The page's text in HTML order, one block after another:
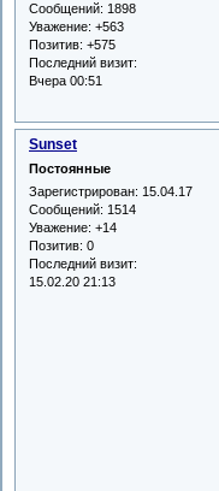
Сообщений: 1898
Уважение: +563
Позитив: +575
Последний визит:
Вчера 00:51
Sunset
Постоянные
Зарегистрирован: 15.04.17
Сообщений: 1514
Уважение: +14
Позитив: 0
Последний визит:
15.02.20 21:13